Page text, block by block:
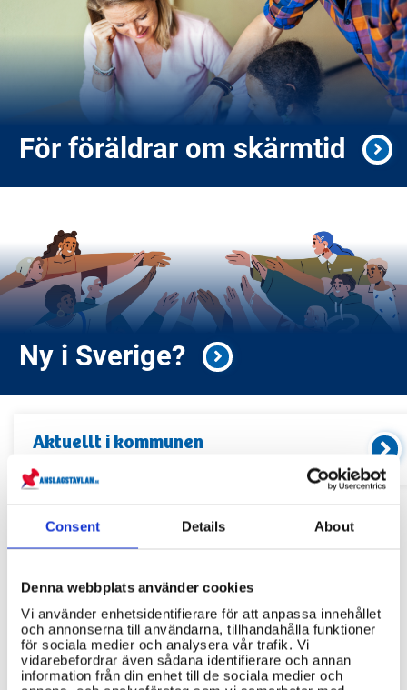
Consent Details About
Denna webbplats använder cookies
Vi använder enhetsidentifierare för att anpassa innehållet
och annonserna till användarna, tillhandahålla funktioner
för sociala medier och analysera vår trafik. Vi
vidarebefordrar även sådana identifierare och annan
information från din enhet till de sociala medier och
För föräldrar om skärmtid
Ny i Sverige?
Aktuellt i kommunen
Relaterade länkar
Servicekontor
Bibliotek
Idrottsanläggningar
Återvinningscentraler